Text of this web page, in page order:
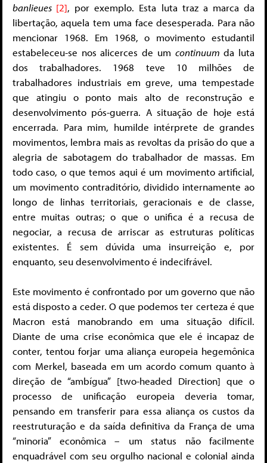
banlieues [2], por exemplo. Esta luta traz a marca da
libertação, aquela tem uma face desesperada. Para não
mencionar 1968. Em 1968, o movimento estudantil
estabeleceu-se nos alicerces de um continuum da luta
dos trabalhadores. 1968 teve 10 milhões de
trabalhadores industriais em greve, uma tempestade
que atingiu o ponto mais alto de reconstrução e
desenvolvimento pós-guerra. A situação de hoje está
encerrada. Para mim, humilde intérprete de grandes
movimentos, lembra mais as revoltas da prisão do que a
alegria de sabotagem do trabalhador de massas. Em
todo caso, o que temos aqui é um movimento artificial,
um movimento contraditório, dividido internamente ao
longo de linhas territoriais, geracionais e de classe,
entre muitas outras; o que o unifica é a recusa de
negociar, a recusa de arriscar as estruturas políticas
existentes. É sem dúvida uma insurreição e, por
enquanto, seu desenvolvimento é indecifrável.
Este movimento é confrontado por um governo que não
está disposto a ceder. O que podemos ter certeza é que
Macron está manobrando em uma situação difícil.
Diante de uma crise econômica que ele é incapaz de
conter, tentou forjar uma aliança europeia hegemônica
com Merkel, baseada em um acordo comum quanto à
direção de “ambígua” [two-headed Direction] que o
processo de unificação europeia deveria tomar,
pensando em transferir para essa aliança os custos da
reestruturação e da saída definitiva da França de uma
“minoria” econômica – um status não facilmente
enquadrável com seu orgulho nacional e colonial ainda